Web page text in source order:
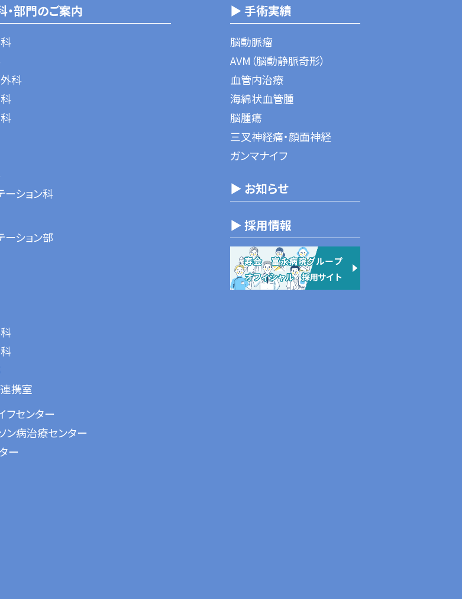
部門のご案内
科
ーション科
ーション部
携室
フセンター
ン病治療センター
ー
▶ 手術実績
脳動脈瘤
AVM（脳動静脈奇形）
血管内治療
海綿状血管腫
脳腫瘍
三叉神経痛・顔面神経
ガンマナイフ
▶ お知らせ
▶ 採用情報